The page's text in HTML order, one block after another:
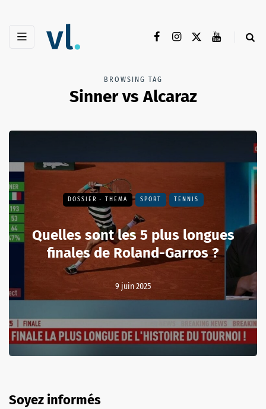
BROWSING TAG
Sinner vs Alcaraz
DOSSIER - THEMA SPORT TENNIS
Quelles sont les 5 plus longues
finales de Roland-Garros ?
9 juin 2025
Soyez informés